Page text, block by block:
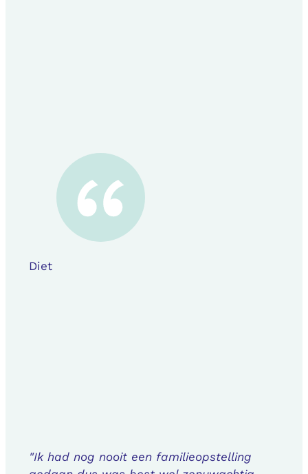
Diet
"Ik had nog nooit een familieopstelling